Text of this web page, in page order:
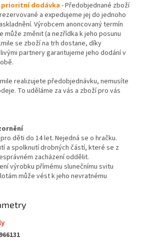
prioritní dodávka- Předobjednané zboží
a expedujeme jej do jednoho
Výrobcem anoncovaný termín
může změnit (a nezřídka k jeho posunu
se zboží na trh dostane, díky
partnery garantujeme jeho dodání v
realizujete předobjednávku, nemusíte
To uděláme za vás a zboží pro vás
děti do 14 let. Nejedná se o hračku.
a spolknutí drobných částí, které se z
zacházení oddělit.
výrobku přímému slunečnímu svitu
může vést k jeho nevratnému